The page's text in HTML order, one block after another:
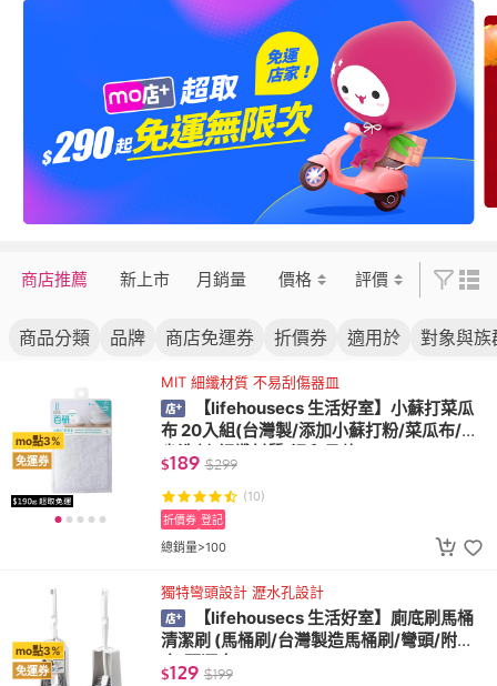
袋設計好拿輕鬆)
商店推薦 新上市 月銷量 價格 評價
商品分類 品牌 商店免運券 折價券 適用於 對象與族
mo點3%
免運券
MIT 細纖材質 不易刮傷器皿
【lifehousecs 生活好室】小蘇打菜瓜
布 20入組(台灣製/添加小蘇打粉/菜瓜布/節
省洗劑/細纖材質/溫和柔軟)
$189 $299
(10)
總銷量>100
折價券 登記
mo點3%
免運券
獨特彎頭設計 瀝水孔設計
【lifehousecs 生活好室】廁底刷馬桶
清潔刷 (馬桶刷/台灣製造馬桶刷/彎頭/附底
座/可瀝水)
$129 $199